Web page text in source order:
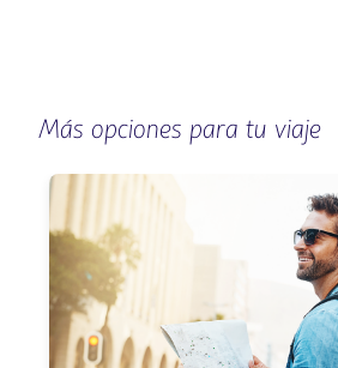
Más opciones para tu viaje